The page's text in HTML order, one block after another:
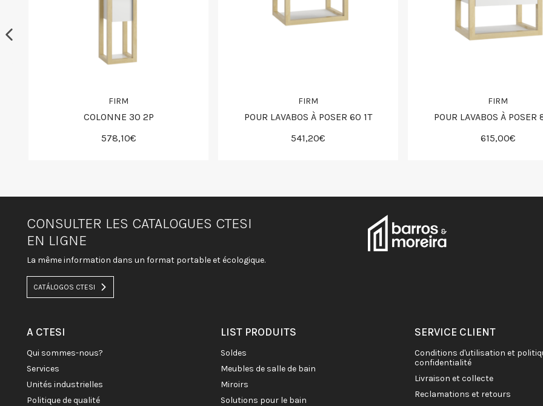
FIRM
COLONNE 30 2P
578,10€
FIRM
POUR LAVABOS À POSER 60 1T
541,20€
FIRM
POUR LAVABOS À POSER
615,00€
CONSULTER LES CATALOGUES CTESI
EN LIGNE
La même information dans un format portable et écologique.
CATÁLOGOS CTESI
A CTESI
qui sommes-nous?
services
unités industrielles
politique de qualité
LIST PRODUITS
soldes
meubles de salle de bain
miroirs
solutions pour le bain
SERVICE CLIENT
conditions d'utilisation et politique de
confidentialité
livraison et collecte
reclamations et retours